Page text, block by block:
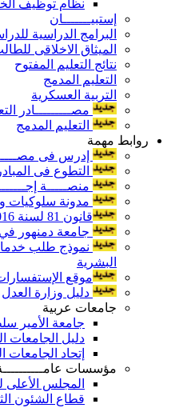
نظام توظيف
إستبيـــــــان
البرامج الدراسية
الميثاق الاخلاقى
نتائج التعليم المفتوح
التعليم المدمج
التربية العسكرية
مصـــــــــادر
التعليم المدمج
روابط مهمة
إدرس فى
التطوع فى
منصـــــة
مدونة سلوكيات
قانون 81 لسنة 2016 " الخدمة المدنيــة "
جامعة دمنهور
نموذج طلب خدمات
البشرية
موقع
دليل وزارة العدل
جامعات عربية
جامعة الأمير
دليل الجامعات
إتحاد الجامعات
مؤسسات
المجلس الأعلى
قطاع الشئون